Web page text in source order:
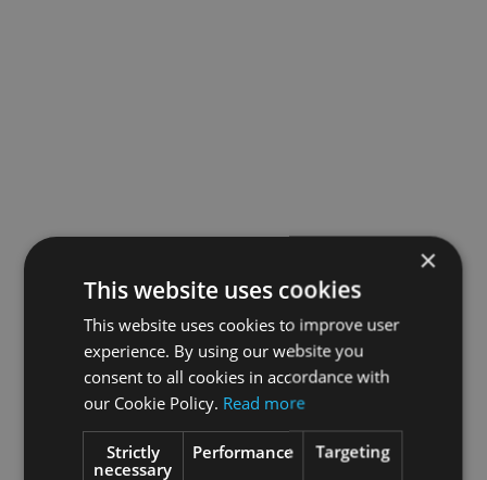
×
This website uses cookies
This website uses cookies to improve user
experience. By using our website you
consent to all cookies in accordance with
our Cookie Policy. Read more
Strictly
necessary
Performance Targeting